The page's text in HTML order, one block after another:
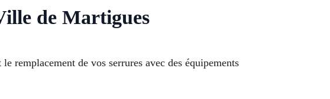
de Martigues
remplacement de vos serrures avec des équipements